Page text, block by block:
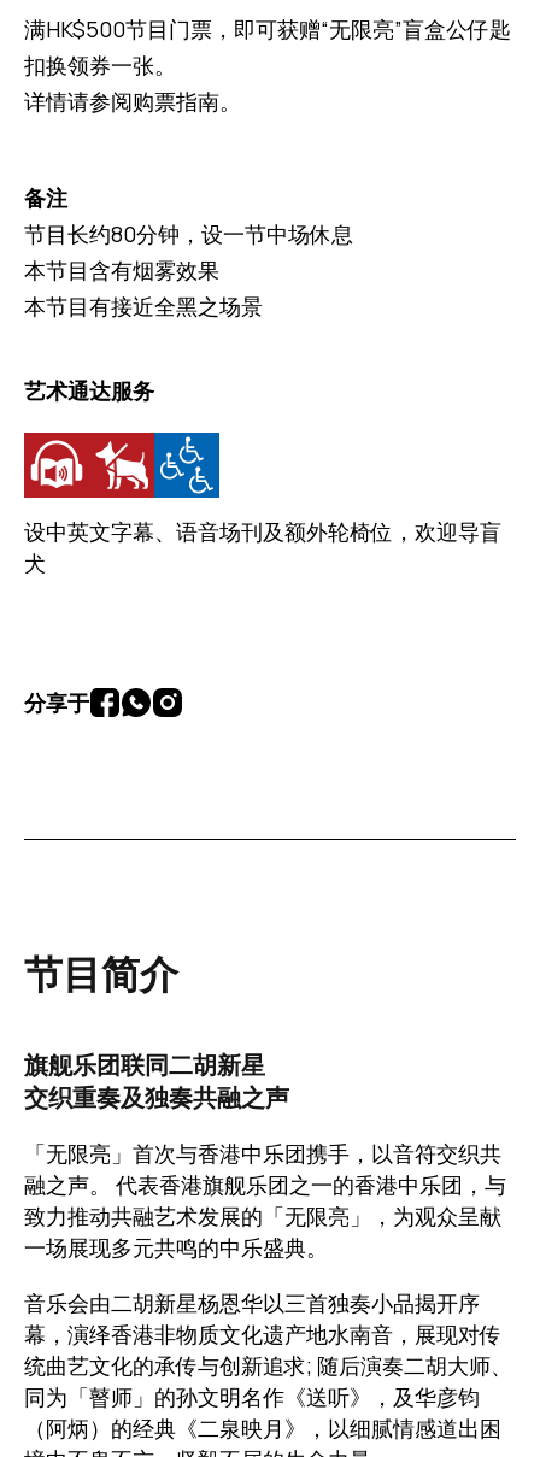
满HK$500节目门票，即可获赠“无限亮”盲盒公仔匙
扣换领券一张。
详情请参阅购票指南。
备注
节目长约80分钟，设一节中场休息
本节目含有烟雾效果
本节目有接近全黑之场景
艺术通达服务
设中英文字幕、语音场刊及额外轮椅位，欢迎导盲
犬
分享于
节目简介
旗舰乐团联同二胡新星
交织重奏及独奏共融之声
「无限亮」首次与香港中乐团携手，以音符交织共
融之声。 代表香港旗舰乐团之一的香港中乐团，与
致力推动共融艺术发展的「无限亮」，为观众呈献
一场展现多元共鸣的中乐盛典。
音乐会由二胡新星杨恩华以三首独奏小品揭开序
幕，演绎香港非物质文化遗产地水南音，展现对传
统曲艺文化的承传与创新追求; 随后演奏二胡大师、
同为「瞽师」的孙文明名作《送听》，及华彦钧
（阿炳）的经典《二泉映月》，以细腻情感道出困